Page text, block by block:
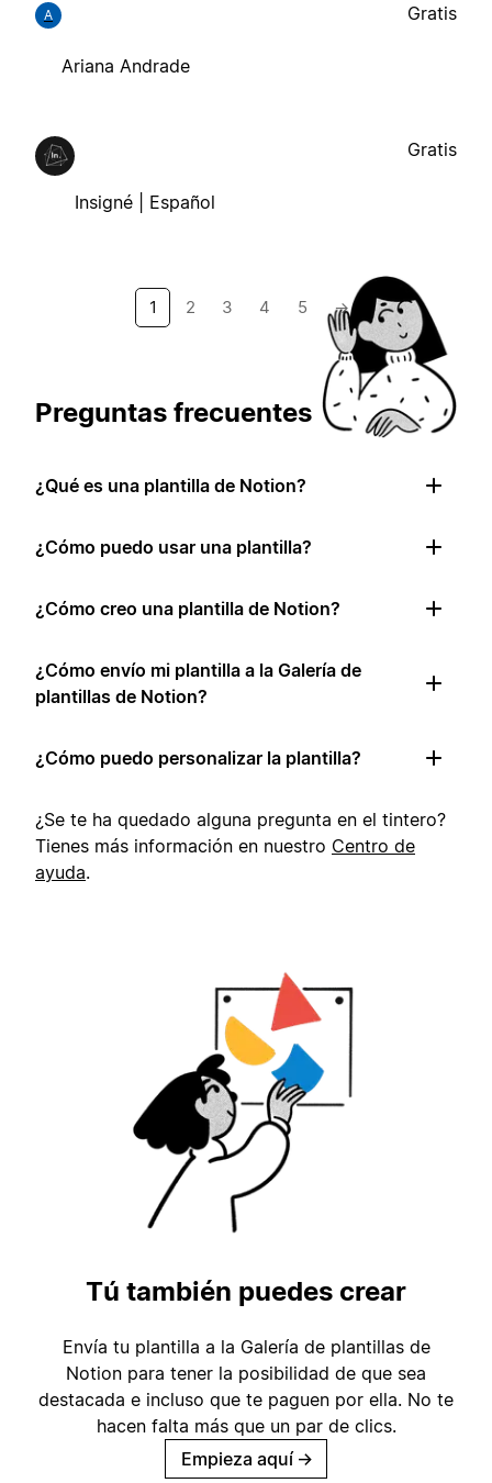
A
Ariana Andrade
Gratis
Insigné | Español
Gratis
1 2 3 4 5 →
Preguntas frecuentes
¿Qué es una plantilla de Notion?
¿Cómo puedo usar una plantilla?
¿Cómo creo una plantilla de Notion?
¿Cómo envío mi plantilla a la Galería de
plantillas de Notion?
¿Cómo puedo personalizar la plantilla?
¿Se te ha quedado alguna pregunta en el tintero?
Tienes más información en nuestro Centro de
ayuda.
Tú también puedes crear
Envía tu plantilla a la Galería de plantillas de
Notion para tener la posibilidad de que sea
destacada e incluso que te paguen por ella. No te
hacen falta más que un par de clics.
Empieza aquí →